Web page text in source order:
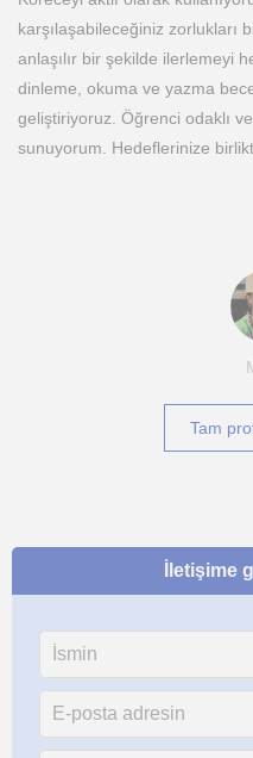
karşılaşabileceğiniz zorlukları
anlaşılır bir şekilde ilerlemeyi
dinleme, okuma ve yazma
geliştiriyoruz. Öğrenci odaklı
sunuyorum. Hedeflerinize
Tam
İletişime